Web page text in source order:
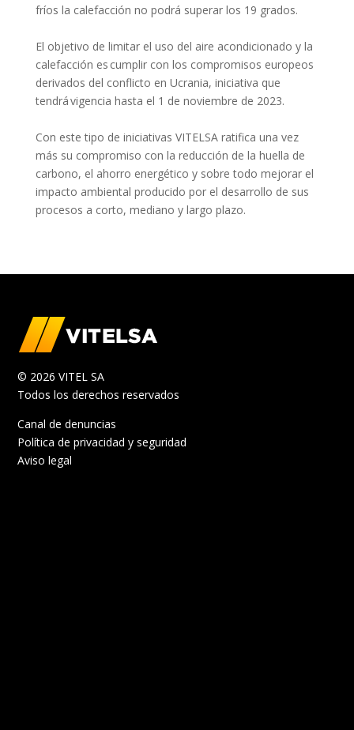
fríos la calefacción no podrá superar los 19 grados.
El objetivo de limitar el uso del aire acondicionado y la
calefacción es cumplir con los compromisos europeos
derivados del conflicto en Ucrania, iniciativa que
tendrávigencia hasta el 1 de noviembre de 2023.
Con este tipo de iniciativas VITELSA ratifica una vez
más su compromiso con la reducción de la huella de
carbono, el ahorro energético y sobre todo mejorar el
impacto ambiental producido por el desarrollo de sus
procesos a corto, mediano y largo plazo.
© 2026 VITEL SA
Todos los derechos reservados
Canal de denuncias
Política de privacidad y seguridad
Aviso legal